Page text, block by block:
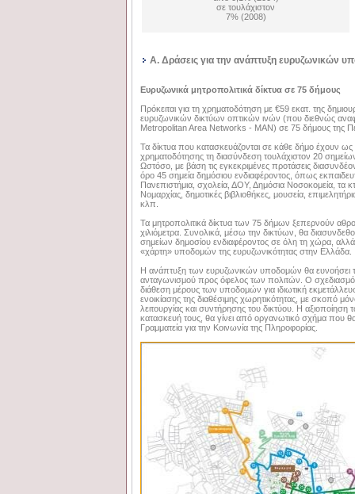
σε τουλάχιστον
7% (2008)
Α. Δράσεις για την ανάπτυξη ευρυζωνικών
Ευρυζωνικά μητροπολιτικά δίκτυα σε 75 δήμους
Πρόκειται για τη χρηματοδότηση με €59 εκατ. της
ευρυζωνικών δικτύων οπτικών ινών (που διεθνώς
Metropolitan Area Networks - MAN) σε 75 δήμους της
Τα δίκτυα που κατασκευάζονται σε κάθε δήμο έχουν
χρηματοδότησης τη διασύνδεση τουλάχιστον 20
Ωστόσο, με βάση τις εγκεκριμένες προτάσεις
όρο 45 σημεία δημόσιου ενδιαφέροντος, όπως
Πανεπιστήμια, σχολεία, ΔΟΥ, Δημόσια Νοσοκομεία, τα
Νομαρχίας, δημοτικές βιβλιοθήκες, μουσεία,
κλπ.
Τα μητροπολιτικά δίκτυα των 75 δήμων ξεπερνούν
χιλιόμετρα. Συνολικά, μέσω την δικτύων, θα
σημείων δημοσίου ενδιαφέροντος σε όλη τη χώρα,
«χάρτη» υποδομών της ευρυζωνικότητας στην Ελλάδα.
Η ανάπτυξη των ευρυζωνικών υποδομών θα ευνοήσει
ανταγωνισμού προς όφελος των πολιτών. Ο
διάθεση μέρους των υποδομών για ιδιωτική
ενοικίασης της διαθέσιμης χωρητικότητας, με σκοπό
λειτουργίας και συντήρησης του δικτύου. Η αξιοποίηση
κατασκευή τους, θα γίνει από οργανωτικό σχήμα που θα
Γραμματεία για την Κοινωνία της Πληροφορίας.